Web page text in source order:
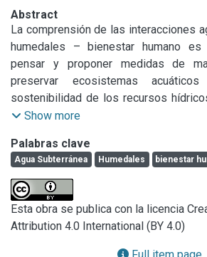
Abstract
La comprensión de las interacciones
humedales – bienestar humano es
pensar y proponer medidas de
preservar ecosistemas
sostenibilidad de los recursos
vida de las comunidades
los resultados logrados dentro de la
UNESCO IGCP 604, con el cual se
marco conceptual sobre las
Iberoamérica y la Península
investigación científica y la
Hasta la fecha se ha recopilado
Show more
Palabras clave
Agua Subterránea Humedales bienestar
Esta obra se publica con la licencia
Attribution 4.0 International (BY 4.0)